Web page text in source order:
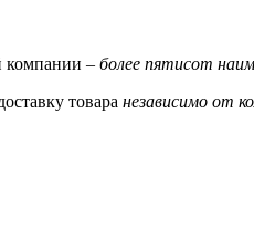
компании – более пятисот
товара независимо от